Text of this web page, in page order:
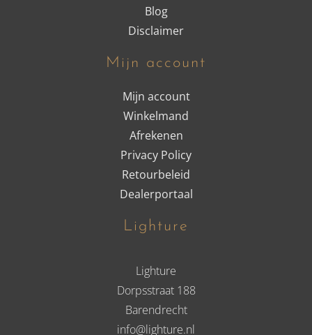
Blog
Disclaimer
Mijn account
Mijn account
Winkelmand
Afrekenen
Privacy Policy
Retourbeleid
Dealerportaal
Lighture
Lighture
Dorpsstraat 188
Barendrecht
info@lighture.nl